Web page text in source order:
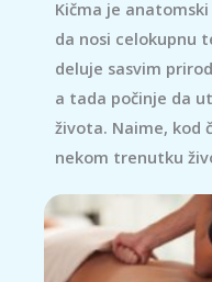
Kičma je
da nosi celokupnu
deluje sasvim
a tada počinje da
života. Naime, kod
nekom trenutku